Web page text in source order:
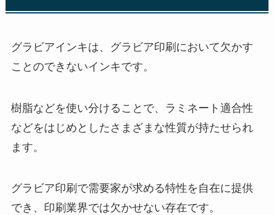
グラビアインキは、グラビア印刷において欠かす
ことのできないインキです。
樹脂などを使い分けることで、ラミネート適合性
などをはじめとしたさまざまな性質が持たせられ
ます。
グラビア印刷で需要家が求める特性を自在に提供
でき、印刷業界では欠かせない存在です。